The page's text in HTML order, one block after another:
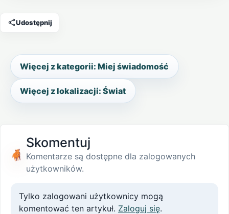
Udostępnij
Więcej z kategorii: Miej świadomość
Więcej z lokalizacji: Świat
Skomentuj
Komentarze są dostępne dla zalogowanych
użytkowników.
Tylko zalogowani użytkownicy mogą
komentować ten artykuł. Zaloguj się.